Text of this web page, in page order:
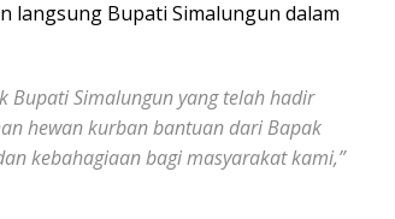
langsung Bupati Simalungun dalam
Bupati Simalungun yang telah hadir
hewan kurban bantuan dari Bapak
kebahagiaan bagi masyarakat kami,”